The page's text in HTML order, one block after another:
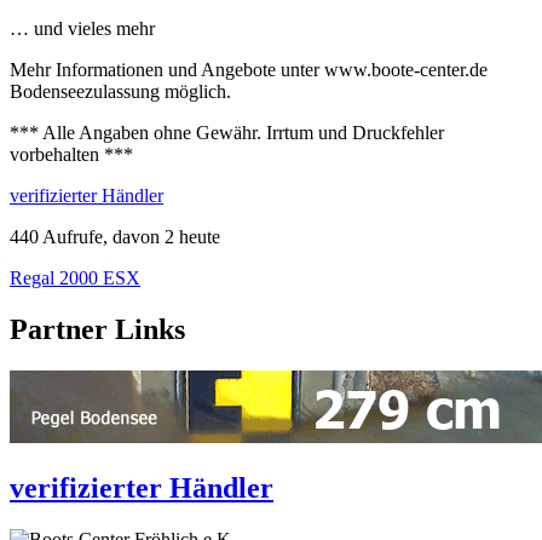
… und vieles mehr
Mehr Informationen und Angebote unter www.boote-center.de
Bodenseezulassung möglich.
*** Alle Angaben ohne Gewähr. Irrtum und Druckfehler
vorbehalten ***
verifizierter Händler
440 Aufrufe, davon 2 heute
Regal 2000 ESX
Partner Links
verifizierter Händler